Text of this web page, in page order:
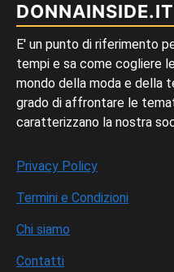
DONNAINSIDE.IT
E' un punto di riferimento
tempi e sa come cogliere
mondo della moda e della
grado di affrontare le
caratterizzano la nostra
Privacy Policy
Termini e Condizioni
Chi siamo
Contatti